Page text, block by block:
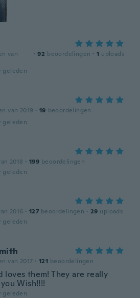
van
· 92 beoordelingen · 1 uploads
geleden
van 2019 · 19 beoordelingen
geleden
2018 · 199 beoordelingen
geleden
2016 · 127 beoordelingen · 29 uploads
geleden
van 2017 · 121 beoordelingen
loves them! They are really
Wish!!!!
geleden